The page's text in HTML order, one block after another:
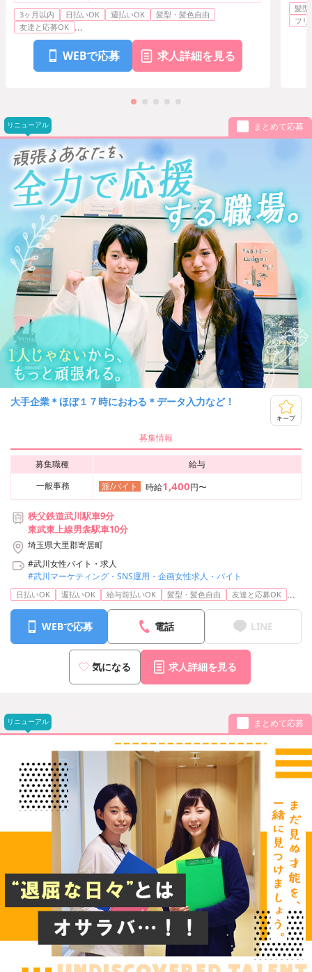
3ヶ月以内 日払いOK 週払いOK
髪型・髪色自由
友達と応募OK ...
WEBで応募 求人詳細を見る
髪型
フ
リニューアル まとめて応募
大手企業＊ほぼ１７時におわる＊データ入力など！
キープ
募集情報
募集職種
給与
一般事務
派/バイト 時給1,400円〜
秩父鉄道武川駅車9分
東武東上線男衾駅車10分
埼玉県大里郡寄居町
#武川女性バイト・求人
#武川マーケティング・SNS運用・企画女性求人・バイト
日払いOK 週払いOK 給与前払いOK 髪型・髪色自由 友達と応募OK ...
WEBで応募 電話 LINE
気になる 求人詳細を見る
リニューアル まとめて応募